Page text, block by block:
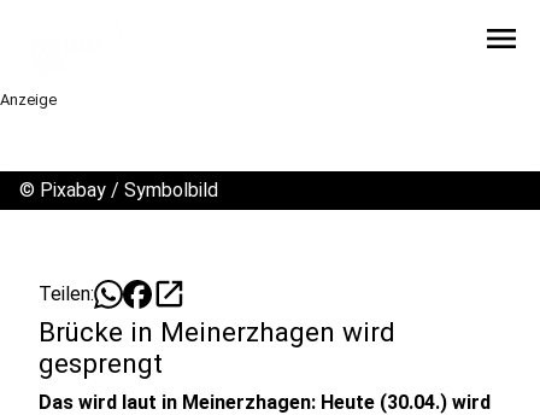
menu
Anzeige
© Pixabay / Symbolbild
Teilen: open_in_new
Brücke in Meinerzhagen wird
gesprengt
Das wird laut in Meinerzhagen: Heute (30.04.) wird